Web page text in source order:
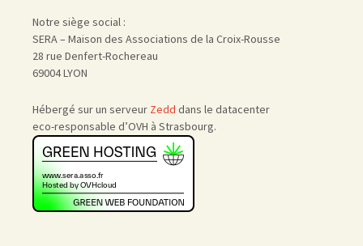
Notre siège social :
SERA – Maison des Associations de la Croix-Rousse
28 rue Denfert-Rochereau
69004 LYON
Hébergé sur un serveur Zedd dans le datacenter
eco-responsable d’OVH à Strasbourg.